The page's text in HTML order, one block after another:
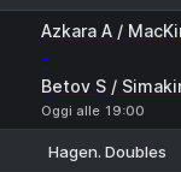
Azkara A /
-
Betov S /
Oggi alle 19:00
Hagen. Doubles